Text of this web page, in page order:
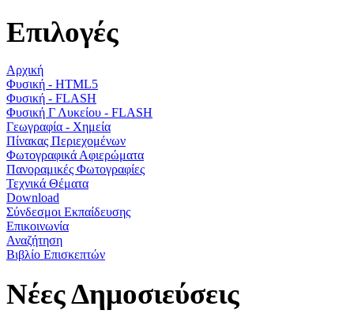
Επιλογές
Αρχική
Φυσική - HTML5
Φυσική - FLASH
Φυσική Γ Λυκείου - FLASH
Γεωγραφία - Χημεία
Πίνακας Περιεχομένων
Φωτογραφικά Αφιερώματα
Πανοραμικές Φωτογραφίες
Τεχνικά Θέματα
Download
Σύνδεσμοι Εκπαίδευσης
Επικοινωνία
Αναζήτηση
Βιβλίο Επισκεπτών
Νέες Δημοσιεύσεις